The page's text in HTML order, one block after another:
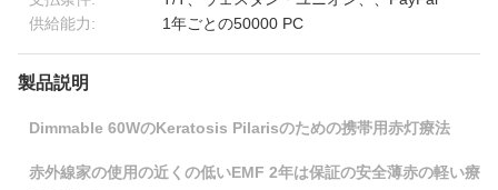
供給能力:
1年ごとの50000 PC
製品説明
Dimmable 60WのKeratosis Pilarisのための携帯用赤灯療法
赤外線家の使用の近くの低いEMF 2年は保証の安全薄赤の軽い療